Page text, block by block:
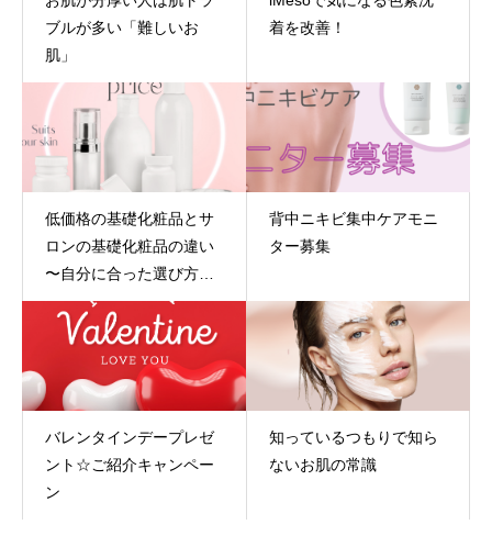
ブルが多い「難しいお
肌」
着を改善！
低価格の基礎化粧品とサ
ロンの基礎化粧品の違い
〜自分に合った選び方と
は？〜
背中ニキビ集中ケアモニ
ター募集
バレンタインデープレゼ
ント☆ご紹介キャンペー
ン
知っているつもりで知ら
ないお肌の常識